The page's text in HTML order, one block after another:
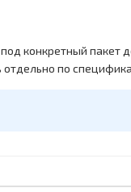
конкретный пакет
отдельно по